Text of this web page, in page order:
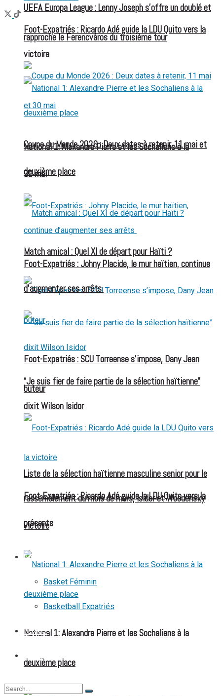
UEFA Europa League : Lenny Joseph s’offre un doublé et
rapproche le Ferencváros du troisième tour
Coupe du Monde 2026 : Deux dates à retenir, 11 mai et
30 mai
Match amical : Quel XI de départ pour Haïti ?
Foot-Expatriés : SCU Torreense s’impose, Dany Jean
buteur
Foot-Expatriés : Ricardo Adé guide la LDU Quito vers la
victoire
National 1: Alexandre Pierre et les Sochaliens à la
deuxième place
Foot-Expatriés : Ricardo Adé guide la LDU Quito vers la
victoire
National 1: Alexandre Pierre et les Sochaliens à la
deuxième place
Foot-Expatriés : Johny Placide, le mur haïtien, continue
d’augmenter ses arrêts
“Je suis fier de faire partie de la sélection haïtienne”
dixit Wilson Isidor
Liste de la sélection haïtienne masculine senior pour le
rassemblement du mois de mars, Isidor et Woodensky
présents
BASKETBALL
Basket Féminin
Basketball Expatriés
TENNIS